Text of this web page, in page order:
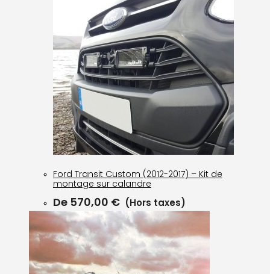
Ford Transit Custom (2012-2017) – Kit de
montage sur calandre
De 570,00 € (Hors taxes)